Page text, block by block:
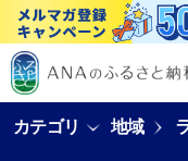
カテゴリ 地域